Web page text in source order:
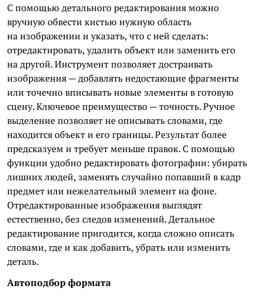
С помощью детального редактирования можно
вручную обвести кистью нужную область
на изображении и указать, что с ней сделать:
отредактировать, удалить объект или заменить его
на другой. Инструмент позволяет достраивать
изображения — добавлять недостающие фрагменты
или точечно вписывать новые элементы в готовую
сцену. Ключевое преимущество — точность. Ручное
выделение позволяет не описывать словами, где
находится объект и его границы. Результат более
предсказуем и требует меньше правок. С помощью
функции удобно редактировать фотографии: убирать
лишних людей, заменять случайно попавший в кадр
предмет или нежелательный элемент на фоне.
Отредактированные изображения выглядят
естественно, без следов изменений. Детальное
редактирование пригодится, когда сложно описать
словами, где и как добавить, убрать или изменить
деталь.
Автоподбор формата